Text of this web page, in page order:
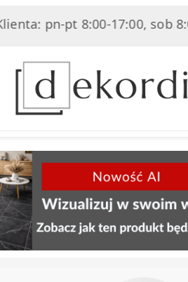
pn-pt 8:00-17:00, sob 8:00-